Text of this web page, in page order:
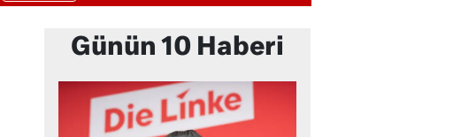
Günün 10 Haberi